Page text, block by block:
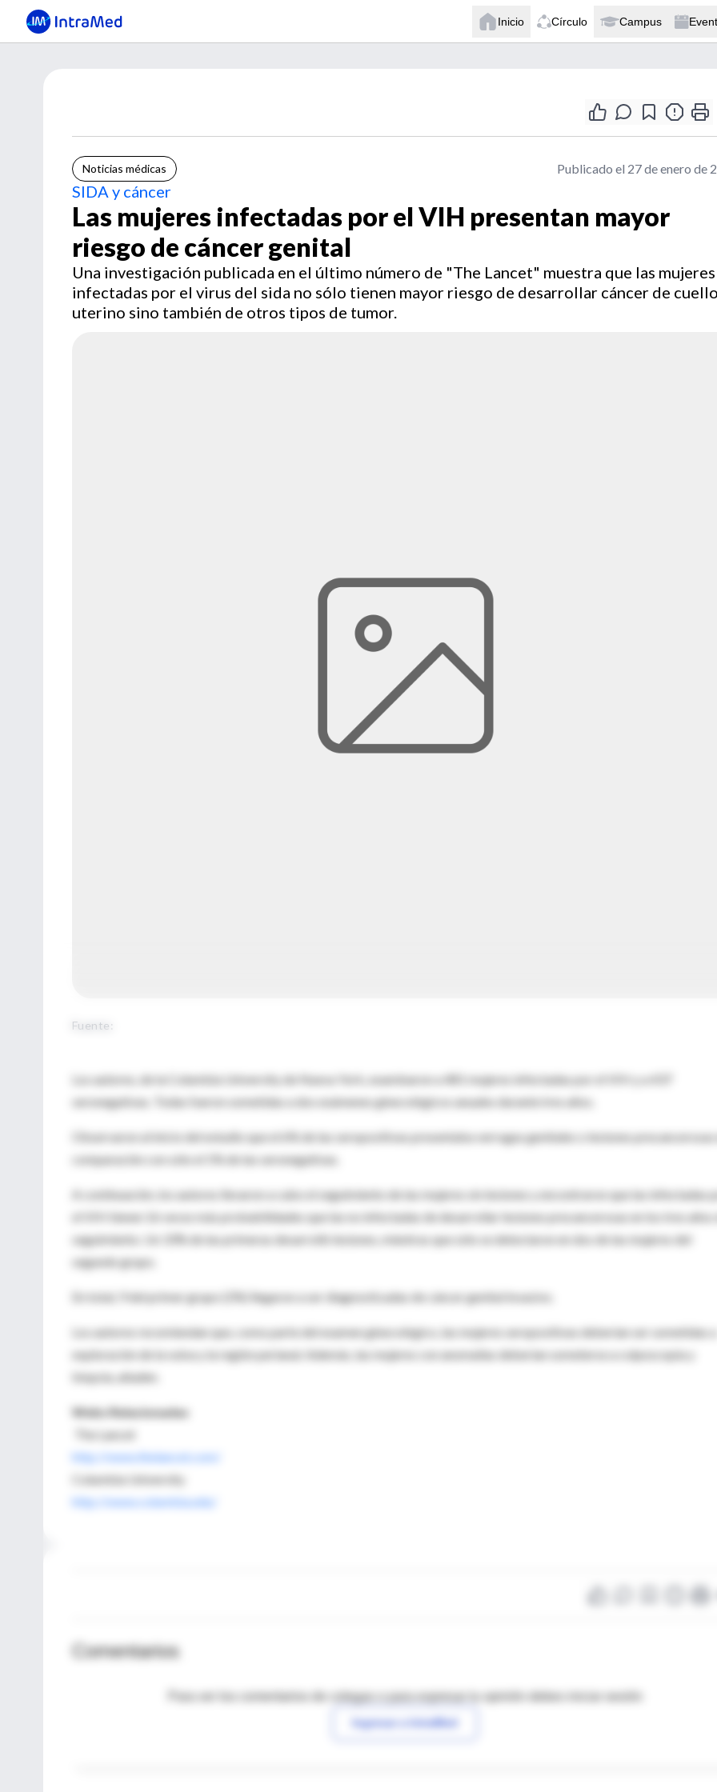
Inicio Círculo Campus
Noticias médicas Publicado el 27 de enero de
SIDA y cáncer
Las mujeres infectadas por el VIH presentan mayor
riesgo de cáncer genital
Una investigación publicada en el último número de "The Lancet" muestra que las mujeres
infectadas por el virus del sida no sólo tienen mayor riesgo de desarrollar cáncer de cuello
uterino sino también de otros tipos de tumor.
Fuente:
Los autores, de la Columbia University de Nueva York, examinaron a 481 mujeres infectadas por el VIH y a 437
seronegativas. Todas fueron sometidas a dos exámenes ginecológicos anuales durante tres años.
Observaron al inicio del estudio que el 6% de las seropositivas presentaba verrugas genitales o lesiones precancerosas
comparación con sólo el 1% de las seronegativas.
A continuación, los autores llevaron a cabo el seguimiento de las mujeres sin lesiones y encontraron que las infectadas
el VIH tienen 16 veces más probabilidades que las no infectadas de desarrollar lesiones precancerosas en los tres años
seguimiento. Un 33% de las primeras desarrolló lesiones, mientras que sólo se detectaron en dos de las mujeres del
segundo grupo.
En total, 9 del primer grupo (2%) llegaron a ser diagnosticadas de cáncer genital invasivo.
Los autores recomiendan que, como parte del examen ginecológico, las mujeres seropositivas deberían ser sometidas a
exploración de la vulva y la región perianal. Además, las mujeres con anomalías deberían someterse a colposcopia y
biopsia, añaden.
Webs Relacionadas
The Lancet
http://www.thelancet.com/
Columbia University
http://www.columbia.edu/
Comentarios
Para ver los comentarios de colegas o para expresar tu opinión debes iniciar sesión
Ingresar a IntraMed